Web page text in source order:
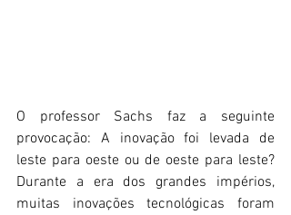
O professor Sachs faz a seguinte
provocação: A inovação foi levada de
leste para oeste ou de oeste para leste?
Durante a era dos grandes impérios,
muitas inovações tecnológicas foram